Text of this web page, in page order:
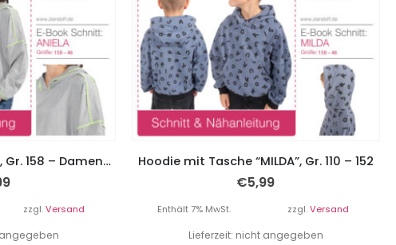
Kapuzenshirt “ANIELA”, Gr. 158 – Damengr. 46
zzgl.Versand
Hoodie mit Tasche “MILDA”, Gr. 110 – 152
€5,99
Enthält 7% MwSt. zzgl.Versand
Lieferzeit: nicht angegeben